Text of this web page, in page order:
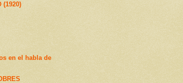
(1920)
en el habla de